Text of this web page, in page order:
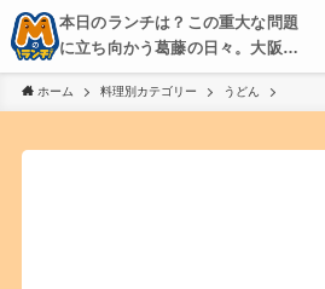
本日のランチは？この重大な問題
に立ち向かう葛藤の日々。大阪・
京都・神戸を中心とした食べ歩
き、飲み歩きを綴る。
ホーム 料理別カテゴリー うどん